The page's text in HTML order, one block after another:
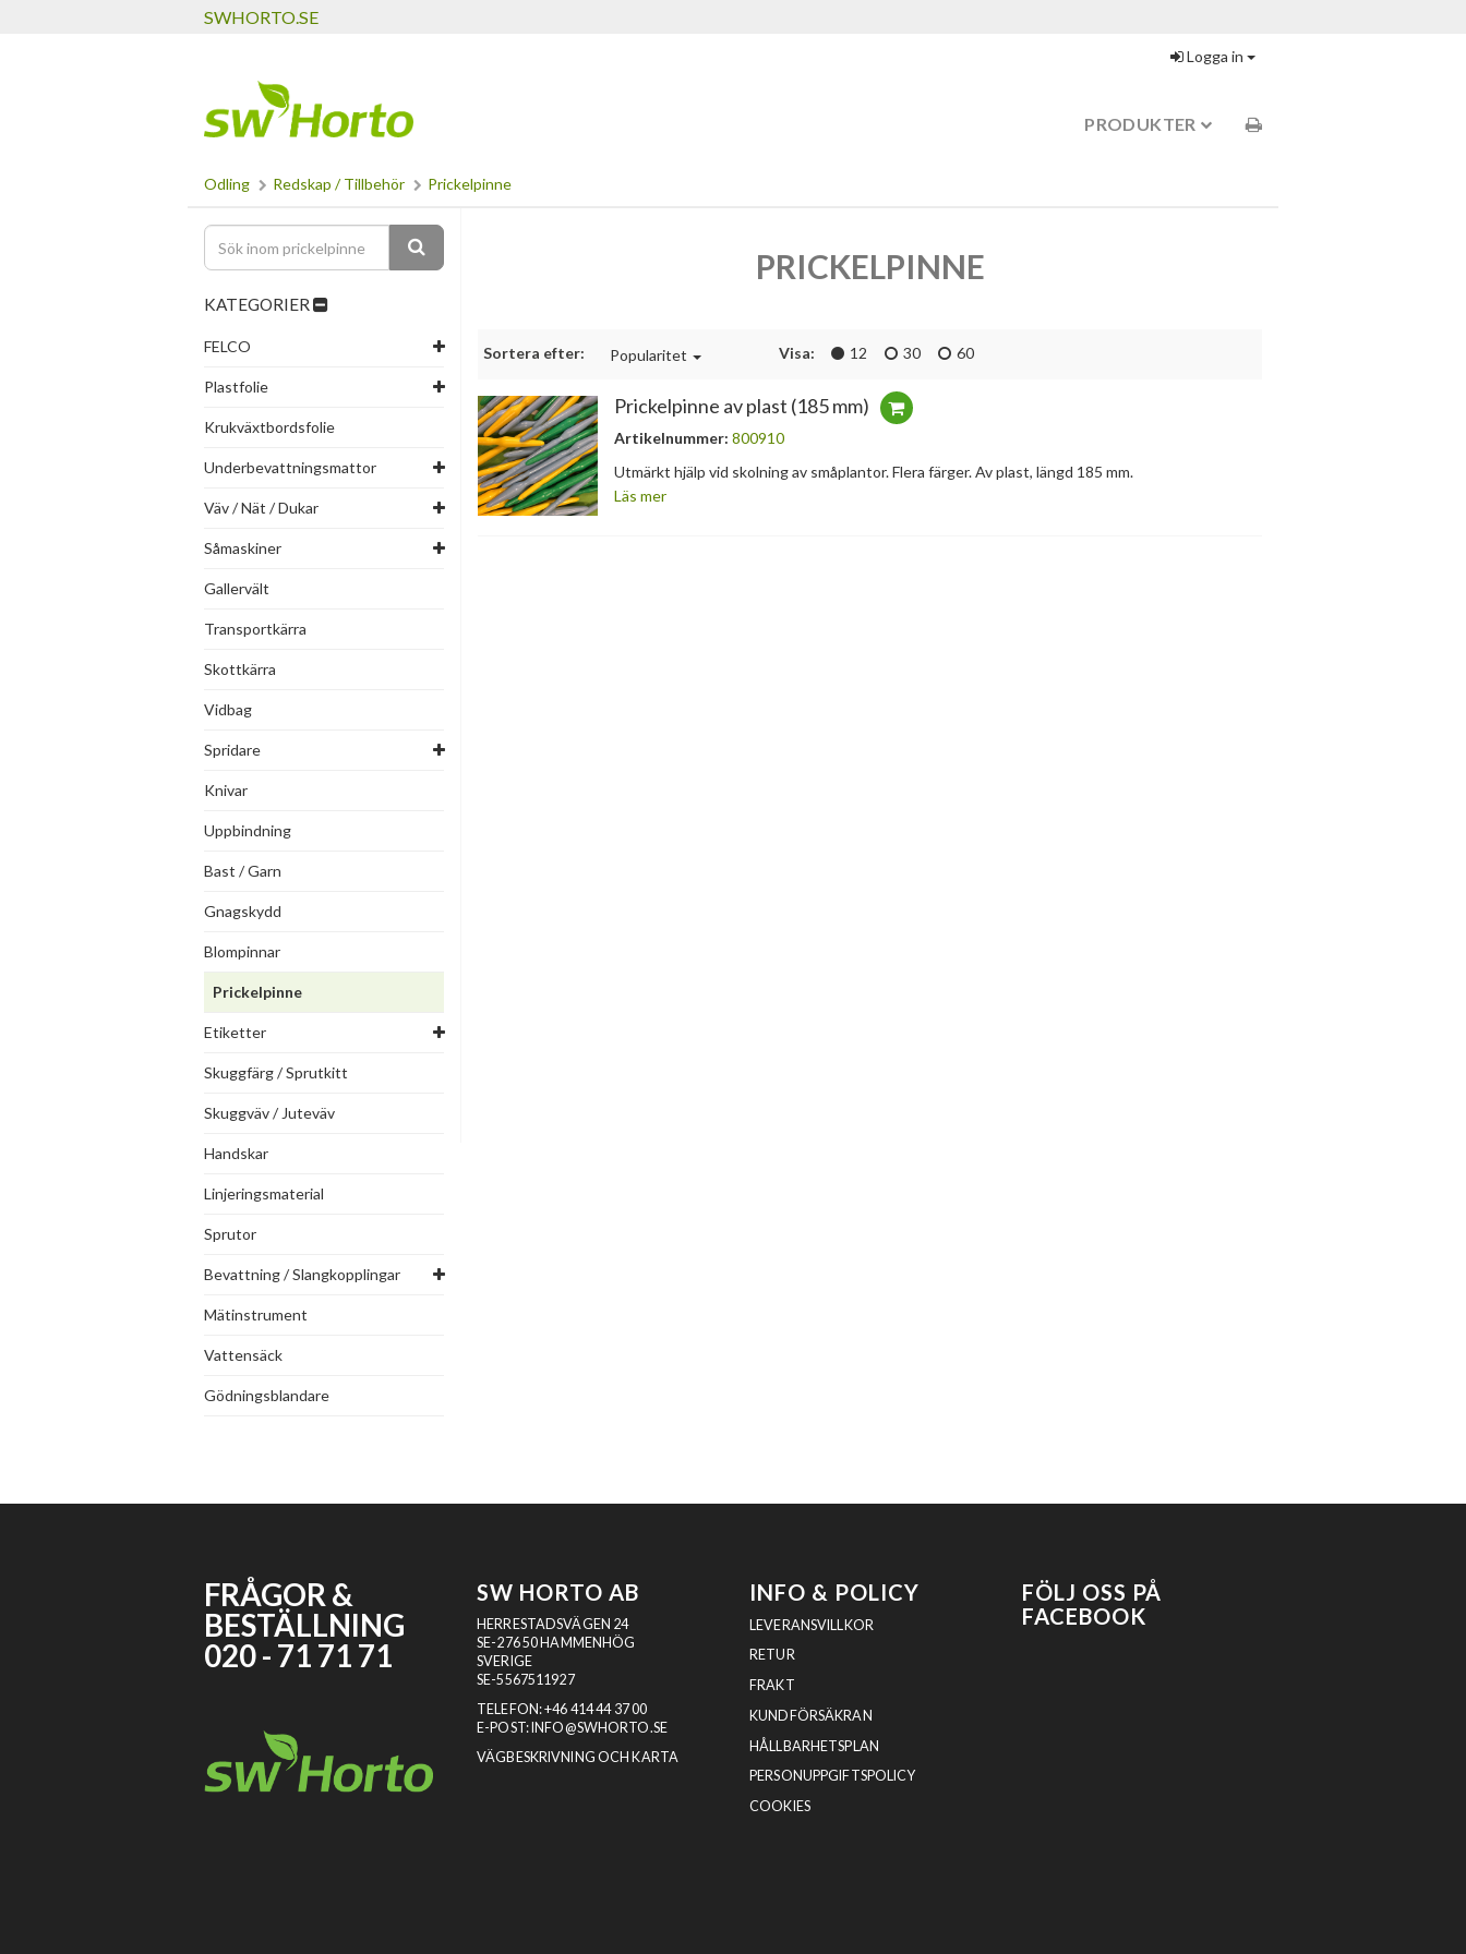
SWHORTO.SE
Logga in
PRODUKTER
Odling Redskap / Tillbehör Prickelpinne
KATEGORIER
FELCO
Plastfolie
Krukväxtbordsfolie
Underbevattningsmattor
Väv / Nät / Dukar
Såmaskiner
Gallervält
Transportkärra
Skottkärra
Vidbag
Spridare
Knivar
Uppbindning
Bast / Garn
Gnagskydd
Blompinnar
Prickelpinne
Etiketter
Skuggfärg / Sprutkitt
Skuggväv / Juteväv
Handskar
Linjeringsmaterial
Sprutor
Bevattning / Slangkopplingar
Mätinstrument
Vattensäck
Gödningsblandare
PRICKELPINNE
Sortera efter: Popularitet Visa: 12 30 60
Prickelpinne av plast (185 mm)
Artikelnummer: 800910
Utmärkt hjälp vid skolning av småplantor. Flera färger. Av plast, längd 185 mm.
Läs mer
FRÅGOR &
BESTÄLLNING
020 - 71 71 71
SW HORTO AB
HERRESTADSVÄGEN 24
SE-276 50 HAMMENHÖG
SVERIGE
SE-5567511927
TELEFON:+46 414 44 37 00
E-POST: INFO@SWHORTO.SE
VÄGBESKRIVNING OCH KARTA
INFO & POLICY
LEVERANSVILLKOR
RETUR
FRAKT
KUNDFÖRSÄKRAN
HÅLLBARHETSPLAN
PERSONUPPGIFTSPOLICY
COOKIES
FÖLJ OSS PÅ
FACEBOOK